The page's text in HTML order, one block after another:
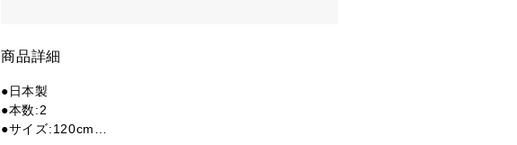
商品詳細
●日本製
●本数:2
●サイズ:120cm